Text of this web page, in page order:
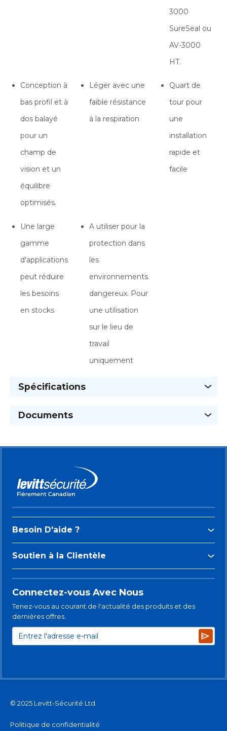
3000
SureSeal ou
AV-3000
HT.
Conception à
bas profil et à
dos balayé
pour un
champ de
vision et un
équilibre
optimisés.
Léger avec une
faible résistance
à la respiration
Quart de
tour pour
une
installation
rapide et
facile
Une large
gamme
d'applications
peut réduire
les besoins
en stocks
A utiliser pour la
protection dans
les
environnements
dangereux. Pour
une utilisation
sur le lieu de
travail
uniquement
Spécifications
Documents
Besoin D'aide ?
Soutien à la Clientèle
Connectez-vous Avec Nous
Tenez-vous au courant de l'actualité des produits et des
dernières offres.
© 2025 Levitt-Sécurité Ltd.
Politique de confidentialité